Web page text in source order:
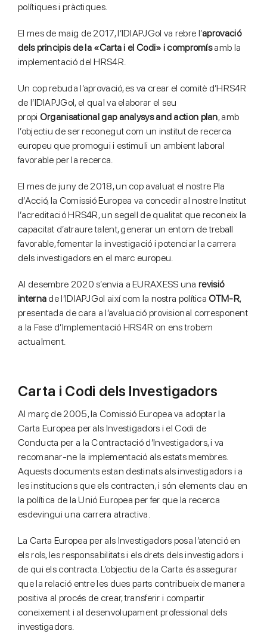
polítiques i pràctiques.
El mes de maig de 2017, l’IDIAPJGol va rebre l’aprovació
dels principis de la «Carta i el Codi» i compromísamb la
implementació del HRS4R.
Un cop rebuda l’aprovació, es va crear el comitè d’HRS4R
de l’IDIAPJGol, el qual va elaborar el seu
propi Organisational gap analysys and action plan, amb
l’objectiu de ser reconegut com un institut de recerca
europeu que promogui i estimuli un ambient laboral
favorable per la recerca.
El mes de juny de 2018, un cop avaluat el nostre Pla
d’Acció, la Comissió Europea va concedir al nostre Institut
l’acreditació HRS4R, un segell de qualitat que reconeix la
capacitat d’atraure talent, generar un entorn de treball
favorable, fomentar la investigació i potenciar la carrera
dels investigadors en el marc europeu.
Al desembre 2020 s’envia a EURAXESS una revisió
interna de l’IDIAPJGol així com la nostra política OTM-R,
presentada de cara a l’avaluació provisional corresponent
a la Fase d’Implementació HRS4R on ens trobem
actualment.
Carta i Codi dels Investigadors
Al març de 2005, la Comissió Europea va adoptar la
Carta Europea per als Investigadors i el Codi de
Conducta per a la Contractació d’Investigadors, i va
recomanar-ne la implementació als estats membres.
Aquests documents estan destinats als investigadors i a
les institucions que els contracten, i són elements clau en
la política de la Unió Europea per fer que la recerca
esdevingui una carrera atractiva.
La Carta Europea per als Investigadors posa l’atenció en
els rols, les responsabilitats i els drets dels investigadors i
de qui els contracta. L’objectiu de la Carta és assegurar
que la relació entre les dues parts contribueix de manera
positiva al procés de crear, transferir i compartir
coneixement i al desenvolupament professional dels
investigadors.